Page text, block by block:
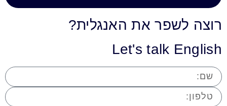
רוצה לשפר את האנגלית?
Let's talk English